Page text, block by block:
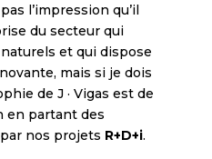
l’impression qu’il
du secteur qui
et qui dispose
mais si je dois
de J · Vigas est de
en partant des
nos projets R+D+i.